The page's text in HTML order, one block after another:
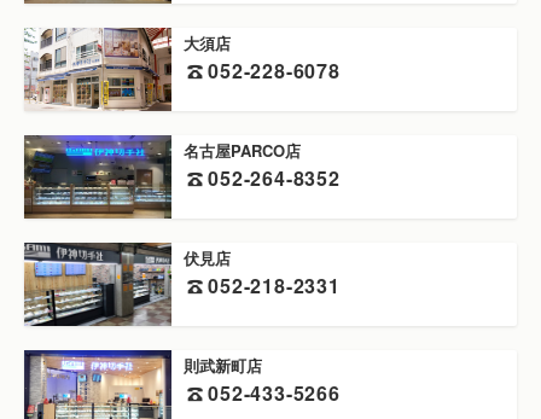
大須店
052-228-6078
名古屋PARCO店
052-264-8352
伏見店
052-218-2331
則武新町店
052-433-5266